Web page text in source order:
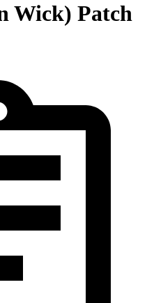
Wick) Patch